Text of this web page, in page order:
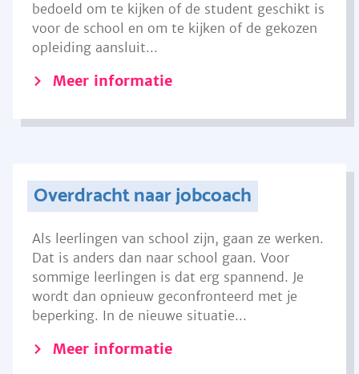
bedoeld om te kijken of de student geschikt is
voor de school en om te kijken of de gekozen
opleiding aansluit...
Meer informatie
Overdracht naar jobcoach
Als leerlingen van school zijn, gaan ze werken.
Dat is anders dan naar school gaan. Voor
sommige leerlingen is dat erg spannend. Je
wordt dan opnieuw geconfronteerd met je
beperking. In de nieuwe situatie...
Meer informatie